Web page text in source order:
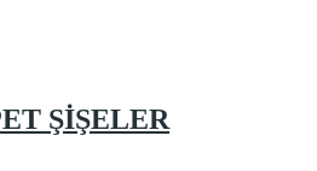
ŞIŞELER